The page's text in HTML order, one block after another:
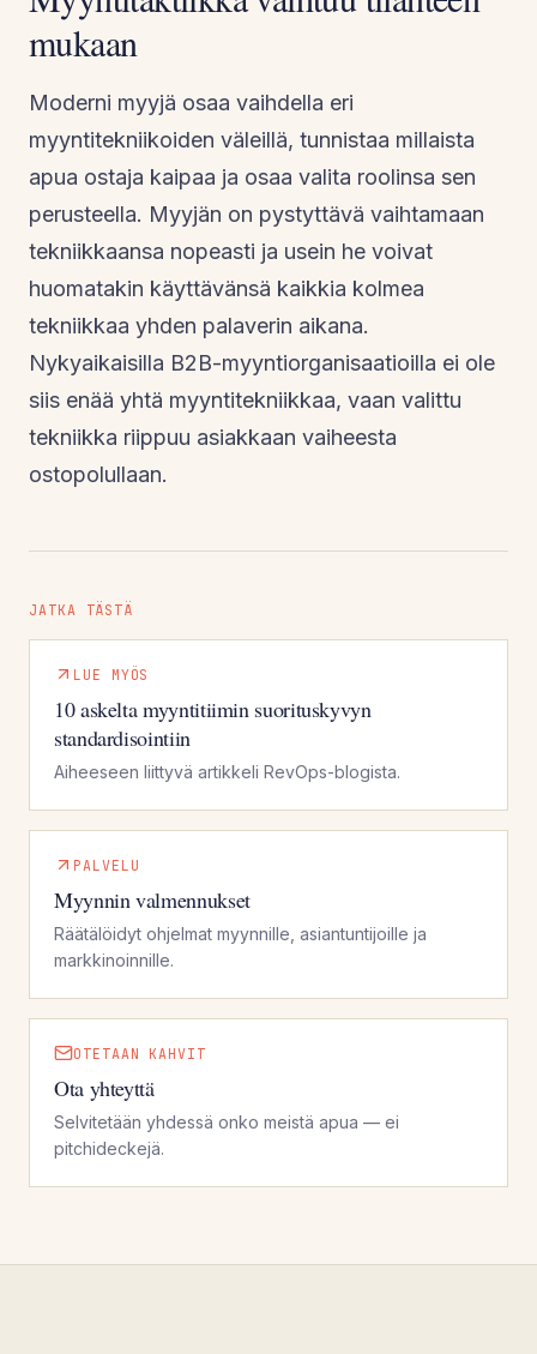
mukaan
Moderni myyjä osaa vaihdella eri
myyntitekniikoiden väleillä, tunnistaa millaista
apua ostaja kaipaa ja osaa valita roolinsa sen
perusteella. Myyjän on pystyttävä vaihtamaan
tekniikkaansa nopeasti ja usein he voivat
huomatakin käyttävänsä kaikkia kolmea
tekniikkaa yhden palaverin aikana.
Nykyaikaisilla B2B-myyntiorganisaatioilla ei ole
siis enää yhtä myyntitekniikkaa, vaan valittu
tekniikka riippuu asiakkaan vaiheesta
ostopolullaan.
JATKA TÄSTÄ
LUE MYÖS
10 askelta myyntitiimin suorituskyvyn
standardisointiin
Aiheeseen liittyvä artikkeli RevOps-blogista.
PALVELU
Myynnin valmennukset
Räätälöidyt ohjelmat myynnille, asiantuntijoille ja
markkinoinnille.
OTETAAN KAHVIT
Ota yhteyttä
Selvitetään yhdessä onko meistä apua — ei
pitchideckejä.